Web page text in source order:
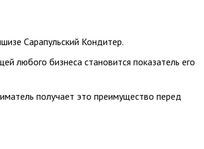
Сарапульский Кондитер.
любого бизнеса становится показатель его
получает это преимущество перед